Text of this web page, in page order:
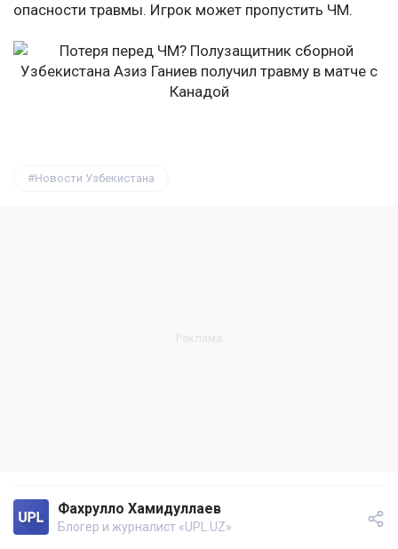
опасности травмы. Игрок может пропустить ЧМ.
Новости Узбекистана
Фахрулло Хамидуллаев
Блогер и журналист «UPL.UZ»